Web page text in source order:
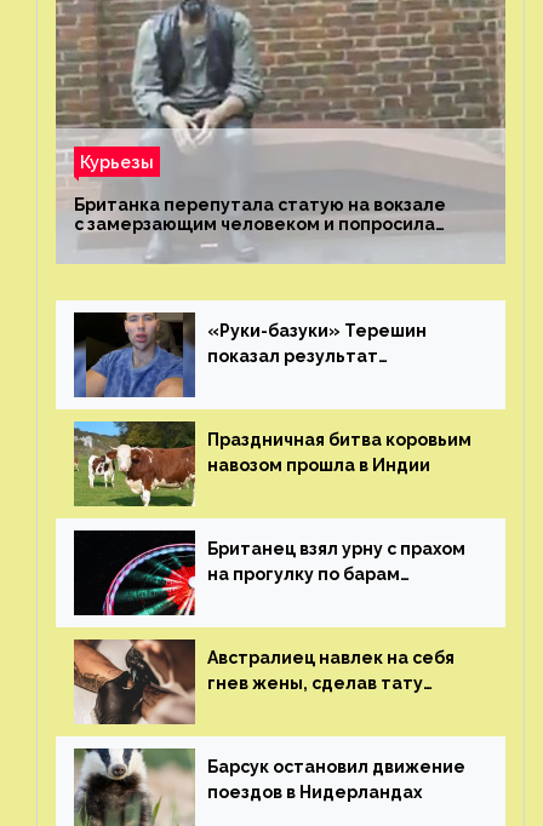
Курьезы
Британка перепутала статую на вокзале
с замерзающим человеком и попросила
о помощи
«Руки-базуки» Терешин
показал результат
Праздничная битва коровьим
навозом прошла в Индии
Британец взял урну с прахом
на прогулку по барам
Австралиец навлек на себя
гнев жены, сделав тату
Барсук остановил движение
поездов в Нидерландах